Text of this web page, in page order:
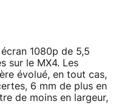
1080p de 5,5
sur le MX4. Les
évolué, en tout cas,
6 mm de plus en
de moins en largeur,